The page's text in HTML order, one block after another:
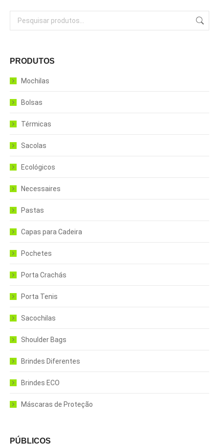
PRODUTOS
Mochilas
Bolsas
Térmicas
Sacolas
Ecológicos
Necessaires
Pastas
Capas para Cadeira
Pochetes
Porta Crachás
Porta Tenis
Sacochilas
Shoulder Bags
Brindes Diferentes
Brindes ECO
Máscaras de Proteção
PÚBLICOS